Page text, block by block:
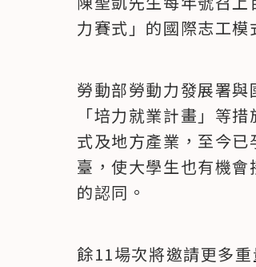
力賽式」的國際志工模
勞動部勞動力發展署
「培力就業計畫」等
式及地方產業，至今
臺，使大學生也有機
的認同。
餘11場次將邀請更多